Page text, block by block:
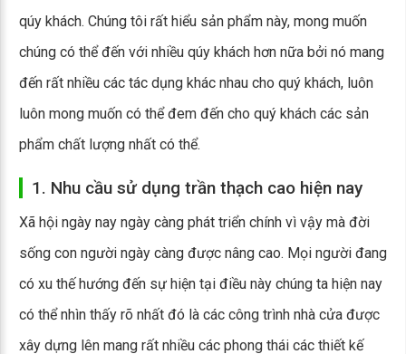
qúy khách. Chúng tôi rất hiểu sản phẩm này, mong muốn
chúng có thể đến với nhiều qúy khách hơn nữa bởi nó mang
đến rất nhiều các tác dụng khác nhau cho quý khách, luôn
luôn mong muốn có thể đem đến cho quý khách các sản
phẩm chất lượng nhất có thể.
1. Nhu cầu sử dụng trần thạch cao hiện nay
Xã hội ngày nay ngày càng phát triển chính vì vậy mà đời
sống con người ngày càng được nâng cao. Mọi người đang
có xu thế hướng đến sự hiện tại điều này chúng ta hiện nay
có thể nhìn thấy rõ nhất đó là các công trình nhà cửa được
xây dựng lên mang rất nhiều các phong thái các thiết kế